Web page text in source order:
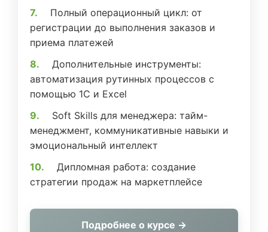
Полный операционный цикл: от
регистрации до выполнения заказов и
приема платежей
Дополнительные инструменты:
автоматизация рутинных процессов с
помощью 1С и Excel
Soft Skills для менеджера: тайм-
менеджмент, коммуникативные навыки и
эмоциональный интеллект
Дипломная работа: создание
стратегии продаж на маркетплейсе
Подробнее о курсе →